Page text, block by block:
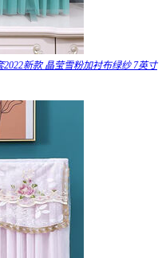
新款 晶莹雪粉加衬布绿纱 7英寸